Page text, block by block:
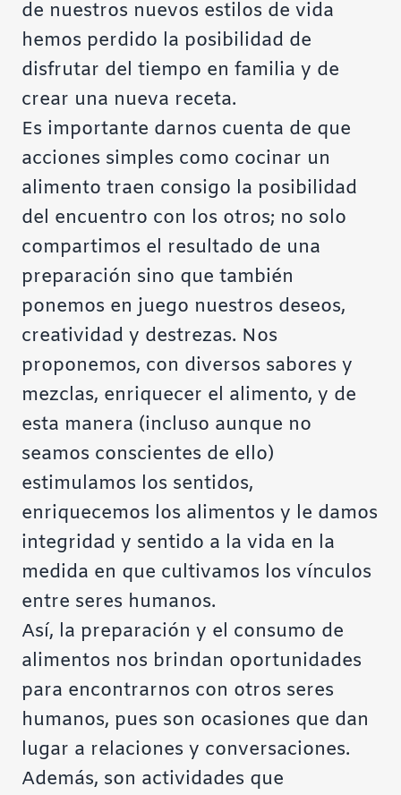
de nuestros nuevos estilos de vida
hemos perdido la posibilidad de
disfrutar del tiempo en familia y de
crear una nueva receta.
Es importante darnos cuenta de que
acciones simples como cocinar un
alimento traen consigo la posibilidad
del encuentro con los otros; no solo
compartimos el resultado de una
preparación sino que también
ponemos en juego nuestros deseos,
creatividad y destrezas. Nos
proponemos, con diversos sabores y
mezclas, enriquecer el alimento, y de
esta manera (incluso aunque no
seamos conscientes de ello)
estimulamos los sentidos,
enriquecemos los alimentos y le damos
integridad y sentido a la vida en la
medida en que cultivamos los vínculos
entre seres humanos.
Así, la preparación y el consumo de
alimentos nos brindan oportunidades
para encontrarnos con otros seres
humanos, pues son ocasiones que dan
lugar a relaciones y conversaciones.
Además, son actividades que